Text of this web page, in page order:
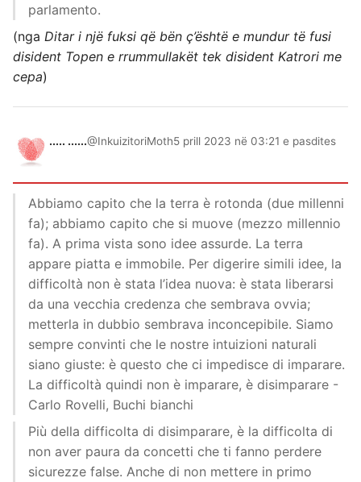
parlamento.
(nga Ditar i një fuksi që bën ç’është e mundur të fusi
disident Topen e rrummullakët tek disident Katrori me
cepa)
..... ......@InkuizitoriMoth5 prill 2023 në 03:21 e pasdites
Abbiamo capito che la terra è rotonda (due millenni
fa); abbiamo capito che si muove (mezzo millennio
fa). A prima vista sono idee assurde. La terra
appare piatta e immobile. Per digerire simili idee, la
difficoltà non è stata l’idea nuova: è stata liberarsi
da una vecchia credenza che sembrava ovvia;
metterla in dubbio sembrava inconcepibile. Siamo
sempre convinti che le nostre intuizioni naturali
siano giuste: è questo che ci impedisce di imparare.
La difficoltà quindi non è imparare, è disimparare -
Carlo Rovelli, Buchi bianchi
Più della difficolta di disimparare, è la difficolta di
non aver paura da concetti che ti fanno perdere
sicurezze false. Anche di non mettere in primo